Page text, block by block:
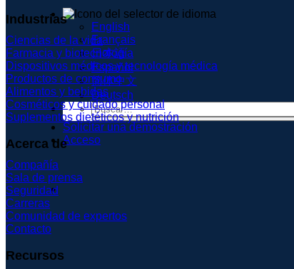
English
Français
日本語
Español
简体中文
Deutsch
Solicitar una demostración
Acceso
Industrias
Ciencias de la vida
Farmacia y biotecnología
Dispositivos médicos y tecnología médica
Productos de consumo
Alimentos y bebidas
Cosméticos y cuidado personal
Suplementos dietéticos y nutrición
Acerca de
Compañía
Sala de prensa
Seguridad
Carreras
Comunidad de expertos
Contacto
Recursos